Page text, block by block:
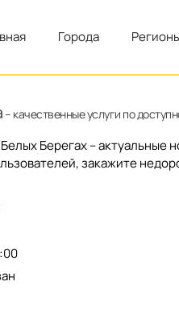
Города
– качественные услуги по
Берегах – актуальные
закажите